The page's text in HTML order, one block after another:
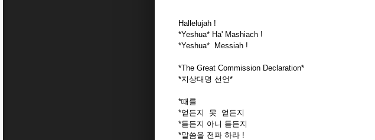
Hallelujah !
*Yeshua* Ha' Mashiach !
*Yeshua* Messiah !
*The Great Commission Declaration*
*지상대명 선언*
*때를
*얻든지 못 얻든지
*듣든지 아니 듣든지
*말씀을 전파 하라 !